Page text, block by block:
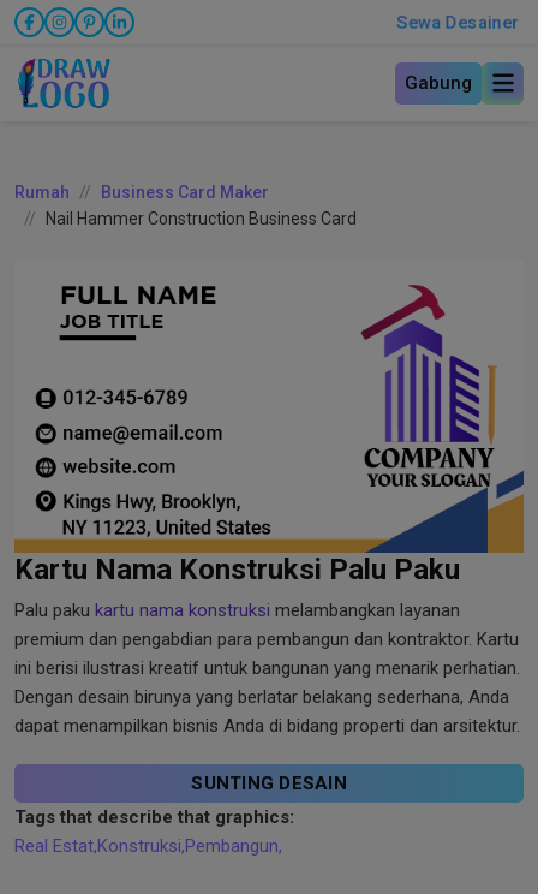
Sewa Desainer
Gabung
Rumah
Business Card Maker
Nail Hammer Construction Business Card
Kartu Nama Konstruksi Palu Paku
Palu paku kartu nama konstruksi melambangkan layanan
premium dan pengabdian para pembangun dan kontraktor. Kartu
ini berisi ilustrasi kreatif untuk bangunan yang menarik perhatian.
Dengan desain birunya yang berlatar belakang sederhana, Anda
dapat menampilkan bisnis Anda di bidang properti dan arsitektur.
SUNTING DESAIN
Tags that describe that graphics:
Real Estat,Konstruksi,Pembangun,